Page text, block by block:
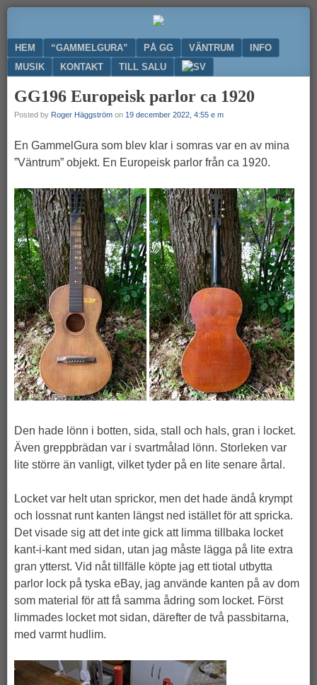
nytt
liv
till
din
gamla
gitarr
Menu
SKIP TO CONTENT
HEM “GAMMELGURA” PÅ GG VÄNTRUM
INFO
MUSIK
KONTAKT TILL SALU
GG196 Europeisk parlor ca 1920
Posted by Roger Häggström on 19 december 2022, 4:55 e m
En GammelGura som blev klar i somras var en av mina
”Väntrum” objekt. En Europeisk parlor från ca 1920.
Den hade lönn i botten, sida, stall och hals, gran i locket.
Även greppbrädan var i svartmålad lönn. Storleken var
lite större än vanligt, vilket tyder på en lite senare årtal.
Locket var helt utan sprickor, men det hade ändå krympt
och lossnat runt kanten längst ned istället för att spricka.
Det visade sig att det inte gick att limma tillbaka locket
kant-i-kant med sidan, utan jag måste lägga på lite extra
gran ytterst. Vid nåt tillfälle köpte jag ett tiotal utbytta
parlor lock på tyska eBay, jag använde kanten på av dom
som material för att få samma ådring som locket. Först
limmades locket mot sidan, därefter de två passbitarna,
med varmt hudlim.